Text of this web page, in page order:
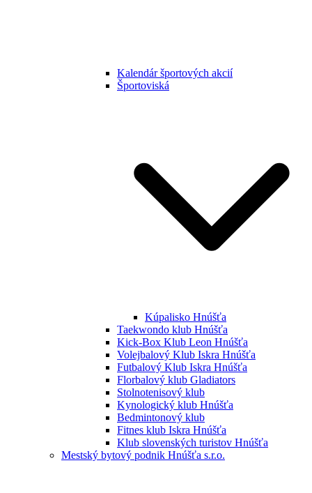
Kalendár športových akcií
Športoviská
Kúpalisko Hnúšťa
Taekwondo klub Hnúšťa
Kick-Box Klub Leon Hnúšťa
Volejbalový Klub Iskra Hnúšťa
Futbalový Klub Iskra Hnúšťa
Florbalový klub Gladiators
Stolnotenisový klub
Kynologický klub Hnúšťa
Bedmintonový klub
Fitnes klub Iskra Hnúšťa
Klub slovenských turistov Hnúšťa
Mestský bytový podnik Hnúšťa s.r.o.